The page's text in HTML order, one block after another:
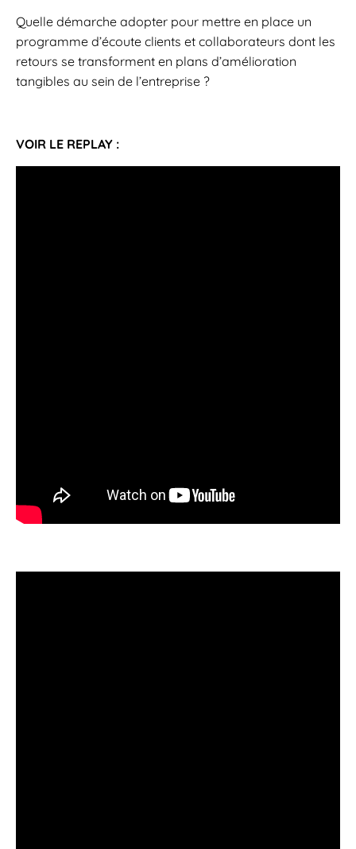
Quelle démarche adopter pour mettre en place un
programme d’écoute clients et collaborateurs dont les
retours se transforment en plans d’amélioration
tangibles au sein de l’entreprise ?
VOIR LE REPLAY :